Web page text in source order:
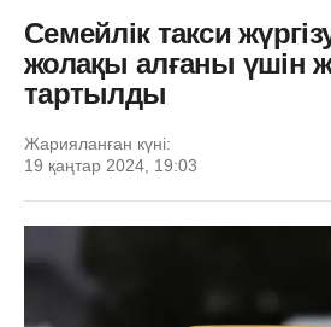
Семейлік такси
жолақы алғаны үшін
тартылды
Жарияланған күні:
19 қаңтар 2024, 19:03